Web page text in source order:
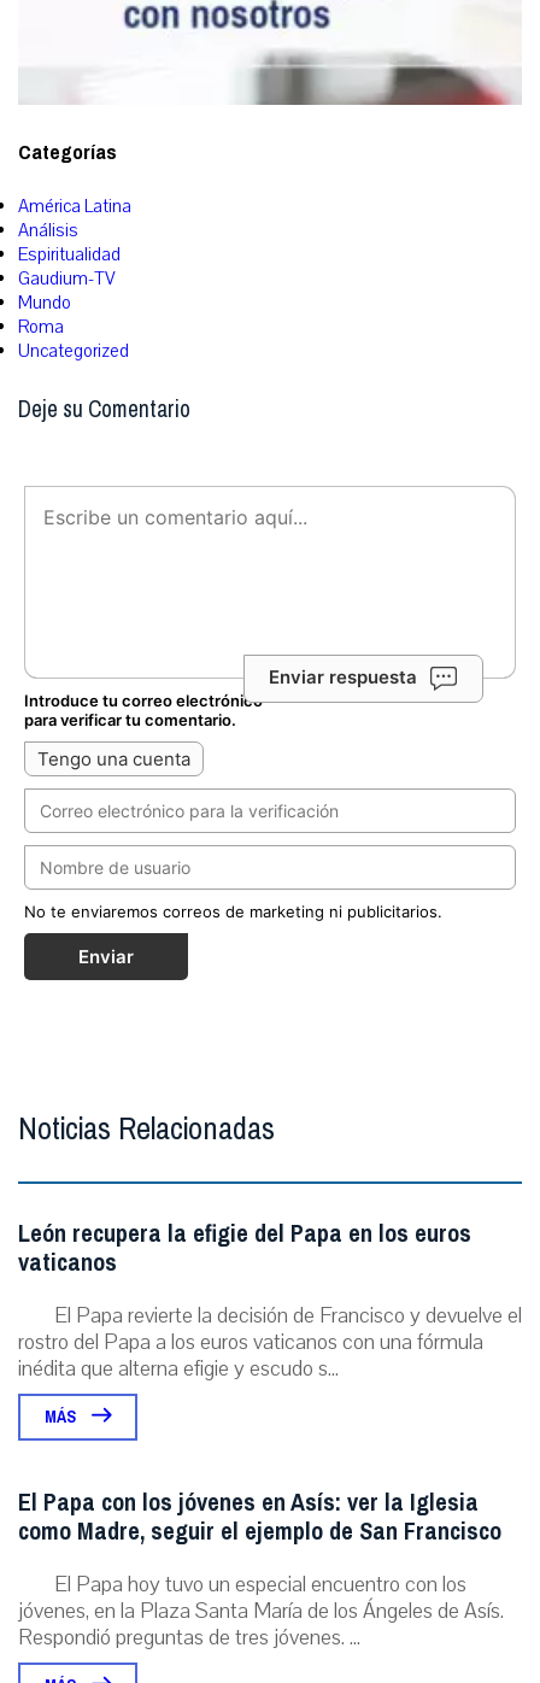
Categorías
América Latina
Análisis
Espiritualidad
Gaudium-TV
Mundo
Roma
Uncategorized
Deje su Comentario
Enviar respuesta
Introduce tu correo electrónico
para verificar tu comentario.
Tengo una cuenta
No te enviaremos correos de marketing ni publicitarios.
Enviar
Noticias Relacionadas
León recupera la efigie del Papa en los euros
vaticanos
El Papa revierte la decisión de Francisco y devuelve el
rostro del Papa a los euros vaticanos con una fórmula
inédita que alterna efigie y escudo s...
MÁS
El Papa con los jóvenes en Asís: ver la Iglesia
como Madre, seguir el ejemplo de San Francisco
El Papa hoy tuvo un especial encuentro con los
jóvenes, en la Plaza Santa María de los Ángeles de Asís.
Respondió preguntas de tres jóvenes. ...